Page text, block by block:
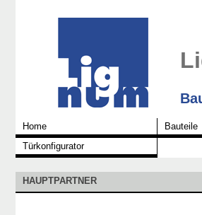
Home Bauteile
Türkonfigurator
HAUPTPARTNER